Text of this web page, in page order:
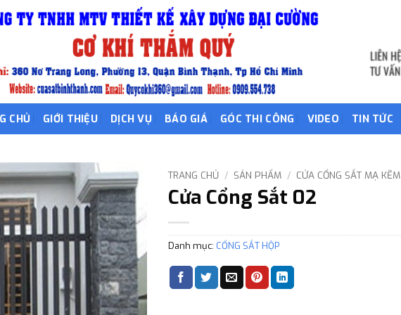
CHỦ GIỚI THIỆU DỊCH VỤ BÁO GIÁ GÓC THI CÔNG VIDEO TIN TỨC
TRANG CHỦ / SẢN PHẨM / CỬA CỔNG SẮT MẠ KẼM
Cửa Cổng Sắt 02
Danh mục: CỔNG SẮT HỘP